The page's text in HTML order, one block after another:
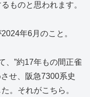
ものと思われます。
年6月のこと。
、”約17年もの間正雀
せ、阪急7300系史
。それがこちら。